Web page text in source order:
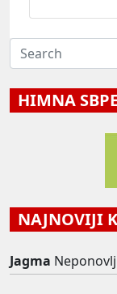
HIMNA
NAJNOVIJI
Jagma